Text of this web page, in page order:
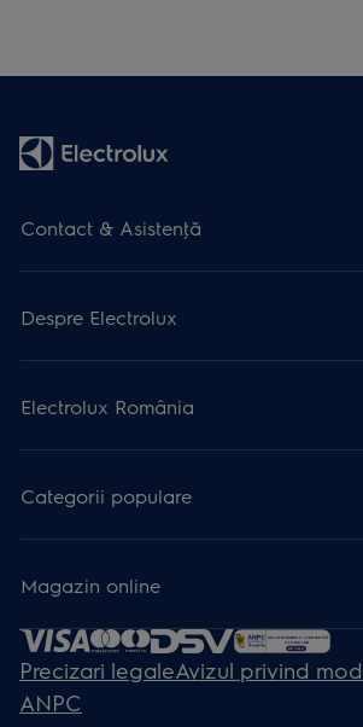
Contact & Asistenţă
Despre Electrolux
Electrolux România
Categorii populare
Magazin online
Precizari legaleAvizul privind
ANPC